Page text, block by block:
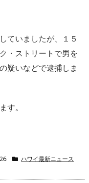
ていましたが、１５
・ストリートで男を
疑いなどで逮捕しま
す。
ハワイ最新ニュース